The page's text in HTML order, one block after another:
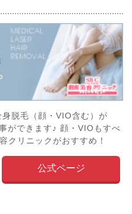
脱毛（顔・VIO含む）が
ができます♪ 顔・VIOもすべ
クリニックがおすすめ！
公式ページ